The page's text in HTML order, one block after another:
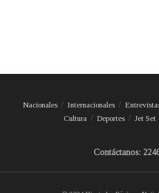
Nacionales Internacionales
Cultura
Deportes Jet Set
Contáctanos: